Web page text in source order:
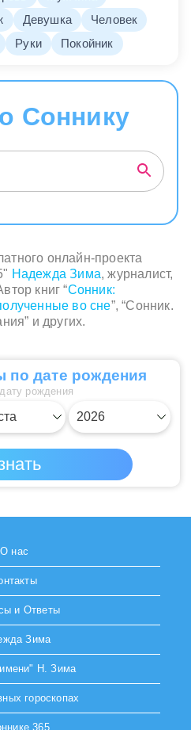
Девушка
Человек
Руки Покойник
Соннику
онлайн-проекта
Надежда Зима, журналист,
книг “Сонник:
во сне”, “Сонник.
и других.
по дате рождения
рождения
О нас
и Ответы
Зима
Н. Зима
гороскопах
365